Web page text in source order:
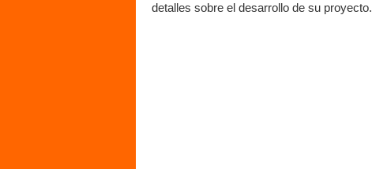
detalles sobre el desarrollo de su proyecto.